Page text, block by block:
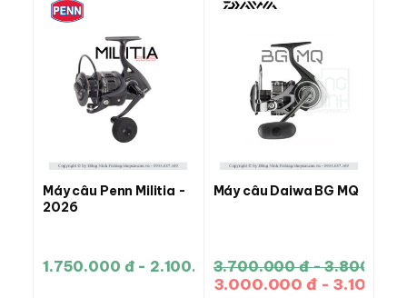
Máy câu Penn Militia -
2026
1.750.000 đ - 2.100.000 đ
Máy câu Daiwa BG MQ
3.700.000 đ -
3.000.000 đ -